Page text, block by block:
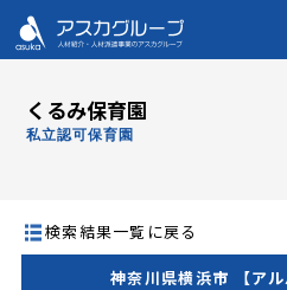
くるみ保育園
私立認可保育園
検索結果一覧に戻る
神奈川県横浜市 【アル